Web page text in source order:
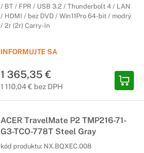
/ BT / FPR / USB 3.2 / Thunderbolt 4 / LAN
/ HDMI / bez DVD / Win11Pro 64-bit / modrý
/ 2r (2r) Carry-In
INFORMUJTE SA
1 365,35 €
1 110,04 € bez DPH
ACER TravelMate P2 TMP216-71-
G3-TCO-778T Steel Gray
kód produktu: NX.BQXEC.008